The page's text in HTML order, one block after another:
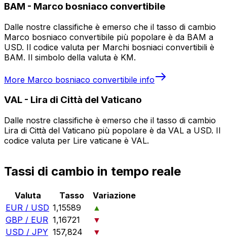
BAM - Marco bosniaco convertibile
Dalle nostre classifiche è emerso che il tasso di cambio
Marco bosniaco convertibile più popolare è da BAM a
USD. Il codice valuta per Marchi bosniaci convertibili è
BAM. Il simbolo della valuta è KM.
More Marco bosniaco convertibile info
VAL - Lira di Città del Vaticano
Dalle nostre classifiche è emerso che il tasso di cambio
Lira di Città del Vaticano più popolare è da VAL a USD. Il
codice valuta per Lire vaticane è VAL.
Tassi di cambio in tempo reale
Valuta Tasso
Variazione
EUR / USD 1,15589
▲
GBP / EUR 1,16721
▼
USD / JPY 157,824
▼